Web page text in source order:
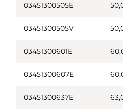
03451300505E
03451300505V
03451300601E
03451300607E
03451300637E